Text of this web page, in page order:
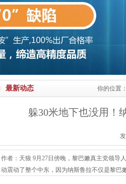
最新动态 你的位置：
躲30米地下也没用！
作者：天狼 9月27日傍晚，黎巴嫩真主党领导
动震动了整个中东，因为纳斯鲁拉不仅是黎